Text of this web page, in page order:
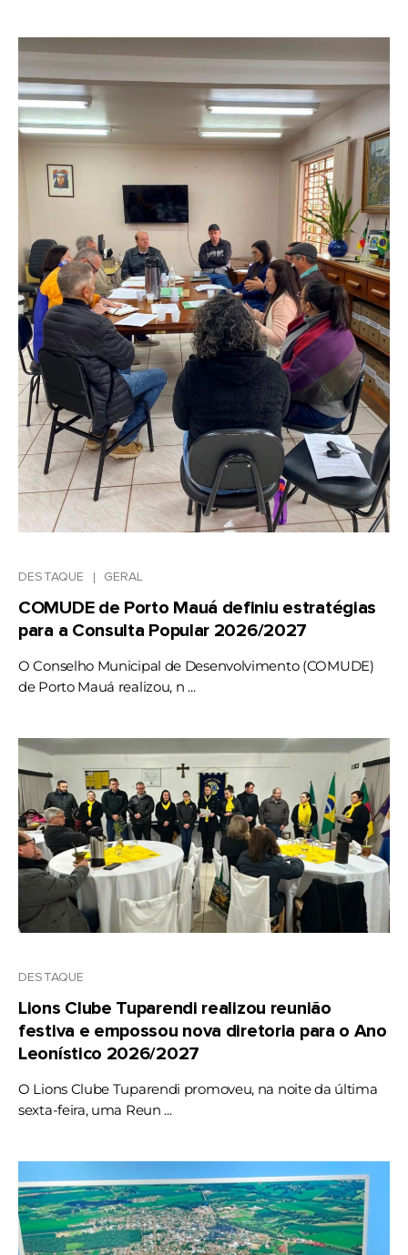
DESTAQUE GERAL
COMUDE de Porto Mauá definiu estratégias
para a Consulta Popular 2026/2027
O Conselho Municipal de Desenvolvimento (COMUDE)
de Porto Mauá realizou, n ...
DESTAQUE
Lions Clube Tuparendi realizou reunião
festiva e empossou nova diretoria para o Ano
Leonístico 2026/2027
O Lions Clube Tuparendi promoveu, na noite da última
sexta-feira, uma Reun ...